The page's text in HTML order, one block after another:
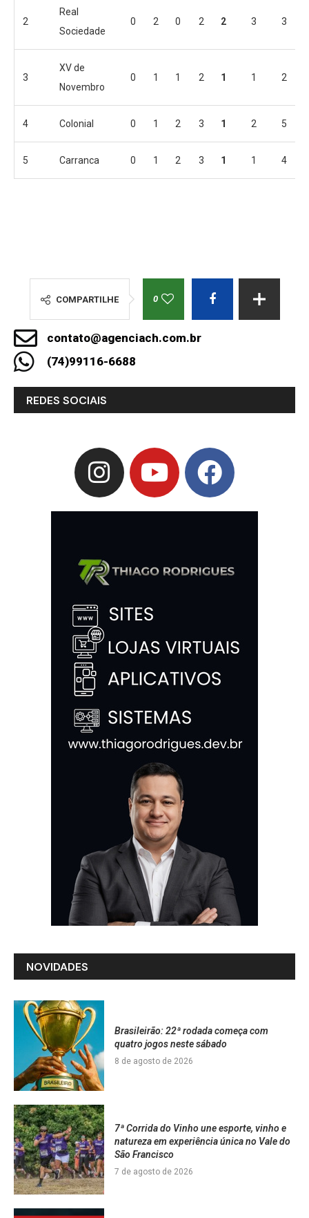
2
Real
Sociedade
0 2 0 2 2 3 3
3
XV de
Novembro
0 1 1 2 1 1 2
4 Colonial 0 1 2 3 1 2 5
5 Carranca 0 1 2 3 1 1 4
COMPARTILHE 0
contato@agenciach.com.br
(74)99116-6688
REDES SOCIAIS
NOVIDADES
Brasileirão: 22ª rodada começa com
quatro jogos neste sábado
8 de agosto de 2026
7ª Corrida do Vinho une esporte, vinho e
natureza em experiência única no Vale do
São Francisco
7 de agosto de 2026